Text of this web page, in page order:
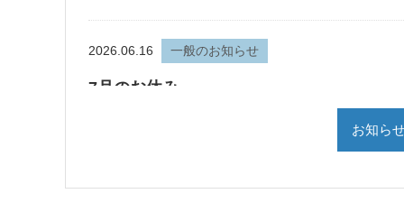
2026.06.16 一般のお知らせ
7月のお休み。
7月4日土曜日、お休みさせていただきます。お知ら